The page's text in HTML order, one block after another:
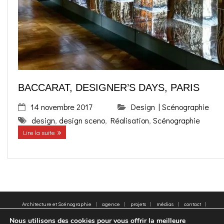
o
k
g
r
a
contact
FR
EN
BACCARAT, DESIGNER’S DAYS, PARIS
14 novembre 2017
Design | Scénographie
design, design sceno, Réalisation, Scénographie
Lire la suite
Architecture et Scénographie agence projets médias
contact
Nous utilisons des cookies pour vous offrir la meilleure